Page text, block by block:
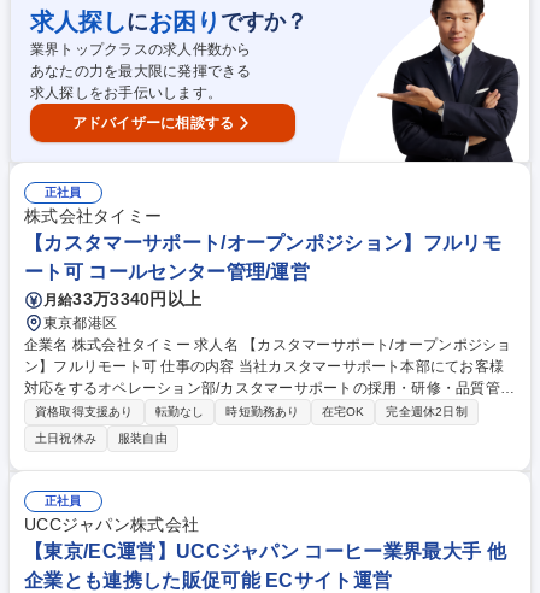
収益最大化の施策設計,分析 ■PM:進行管理(制作～販売),契約管理,売上計上
■ビジネス開発:新規案件創出(パートナー開拓・企画起点),キャラクター戦
略と連動した映像展開提案 募集職種 【映像作品のセールス＆マーケティ
ング】世界的キャラクターIPの価値最大化
求人探しにお困り ですか？
業界トップクラスの求人件数から
あなたの力を最大限に発揮できる
求人探しをお手伝いします。
アドバイザーに相談する
正社員
株式会社タイミー
【カスタマーサポート/オープンポジション】フルリモ
ート可 コールセンター管理/運営
月給33万3340円以上
東京都港区
企業名 株式会社タイミー 求人名 【カスタマーサポート/オープンポジショ
ン】フルリモート可 仕事の内容 当社カスタマーサポート本部にてお客様
対応をするオペレーション部/カスタマーサポートの採用・研修・品質管理
を担当するHRD部(人材開発部）/業務改善を担い、FAQ管理などを担当す
るCX部のいずれかに配属予定。 【ポジション一例】■CSオペレーション
《チーム(10-15名)のマネジメント、KPI管理、フィードバック、メンバー
育成、アサイン対応など》■CSトレーニング《オペレーター研修の実施、
OJTなどサポート、研修資料、プログラムの作成および改善、研修スケジ
ュールの管理および改善、メンバーのマネジメントなど》■ CSQC(品質管
理)《対応品質のモニタリングとスコアリングおよびフィードバック、管
理者への連携、マネジメントなど》 募集職種 【カスタマーサポート/オー
プンポジション】フルリモート可
資格取得支援あり 転勤なし 時短勤務あり 在宅OK
完全週休2日制
土日祝休み
服装自由
正社員
UCCジャパン株式会社
【東京/EC運営】UCCジャパン コーヒー業界最大手 他
企業とも連携した販促可能 ECサイト運営